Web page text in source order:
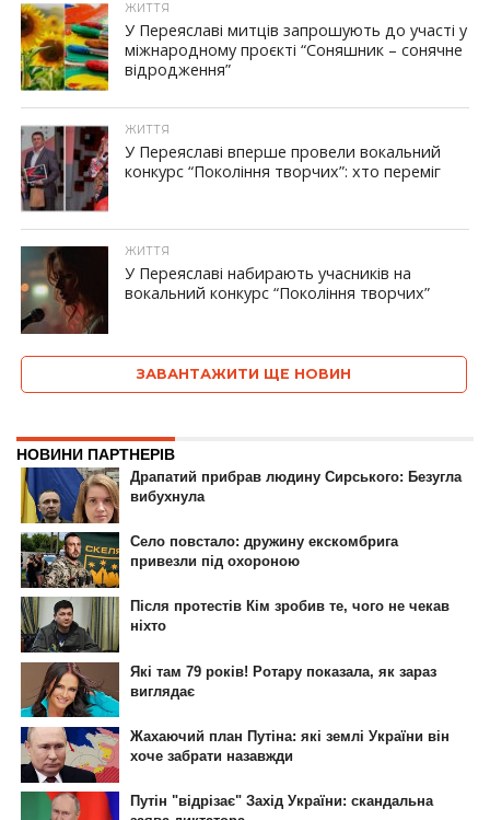
ЖИТТЯ
У Переяславі митців запрошують до участі у
міжнародному проєкті “Соняшник – сонячне
відродження”
ЖИТТЯ
У Переяславі вперше провели вокальний
конкурс “Покоління творчих”: хто переміг
ЖИТТЯ
У Переяславі набирають учасників на
вокальний конкурс “Покоління творчих”
ЗАВАНТАЖИТИ ЩЕ НОВИН